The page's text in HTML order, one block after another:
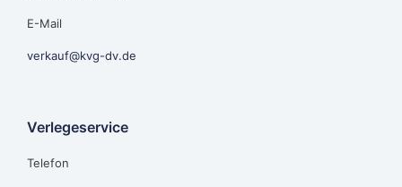
E-Mail
verkauf@kvg-dv.de
Verlegeservice
Telefon